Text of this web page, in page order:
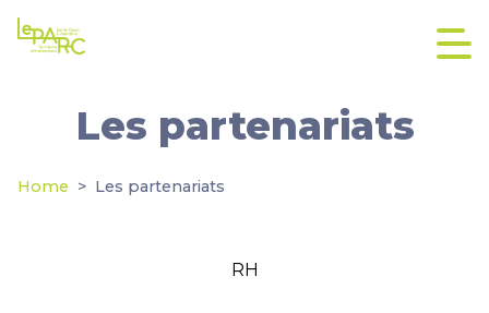
Les partenariats
Home Les partenariats
RH